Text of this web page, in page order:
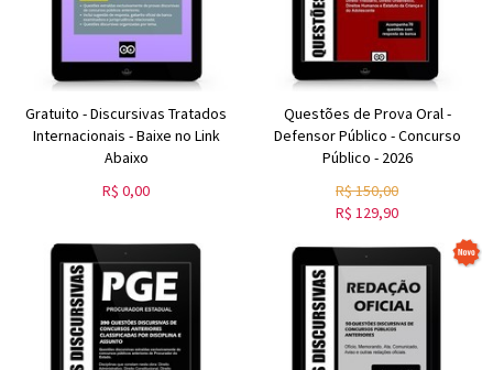
Gratuito - Discursivas Tratados
Internacionais - Baixe no Link
Abaixo
R$ 0,00
Questões de Prova Oral -
Defensor Público - Concurso
Público - 2026
R$150,00
R$ 129,90